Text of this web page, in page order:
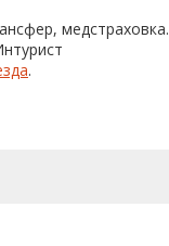
медстраховка.
.